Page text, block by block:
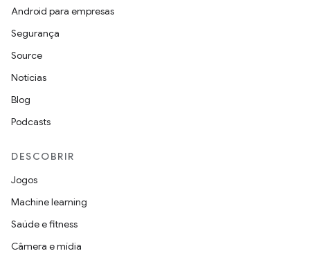
Android para empresas
Segurança
Source
Notícias
Blog
Podcasts
DESCOBRIR
Jogos
Machine learning
Saúde e fitness
Câmera e mídia